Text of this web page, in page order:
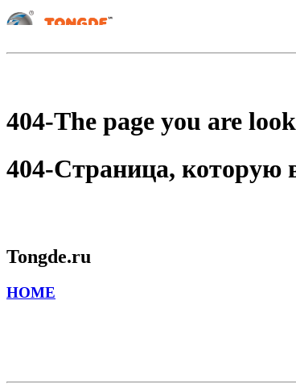
404-The page you are
404-Страница, которую
Tongde.ru
HOME